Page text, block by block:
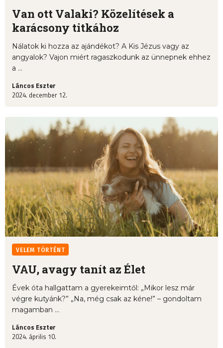
Van ott Valaki? Közelítések a
karácsony titkához
Nálatok ki hozza az ajándékot? A Kis Jézus vagy az
angyalok? Vajon miért ragaszkodunk az ünnepnek ehhez
a ...
Láncos Eszter
2024. december 12.
VELEM TÖRTÉNT
VAU, avagy tanít az Élet
Évek óta hallgattam a gyerekeimtől: „Mikor lesz már
végre kutyánk?” „Na, még csak az kéne!” – gondoltam
magamban ...
Láncos Eszter
2024. április 10.